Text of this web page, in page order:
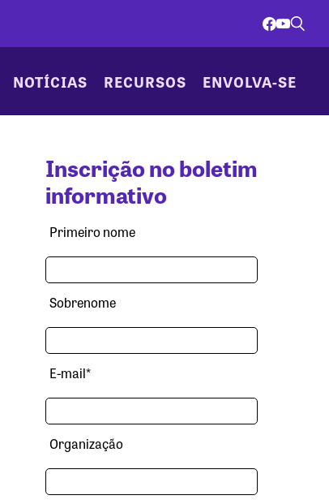
NOTÍCIAS RECURSOS ENVOLVA-SE
Inscrição no boletim
informativo
Primeiro nome
Sobrenome
E-mail*
Organização